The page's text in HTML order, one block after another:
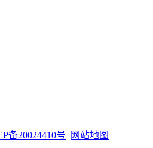
备20024410号 网站地图